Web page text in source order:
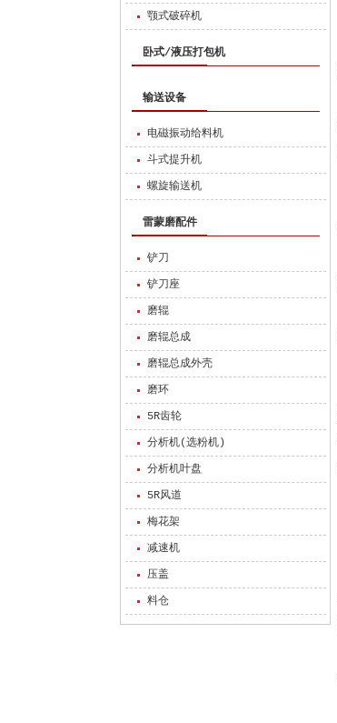
颚式破碎机
卧式/液压打包机
输送设备
电磁振动给料机
斗式提升机
螺旋输送机
雷蒙磨配件
铲刀
铲刀座
磨辊
磨辊总成
磨辊总成外壳
磨环
5R齿轮
分析机(选粉机)
分析机叶盘
5R风道
梅花架
减速机
压盖
料仓